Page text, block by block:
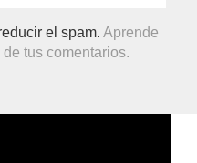
el spam.Aprende
tus comentarios.